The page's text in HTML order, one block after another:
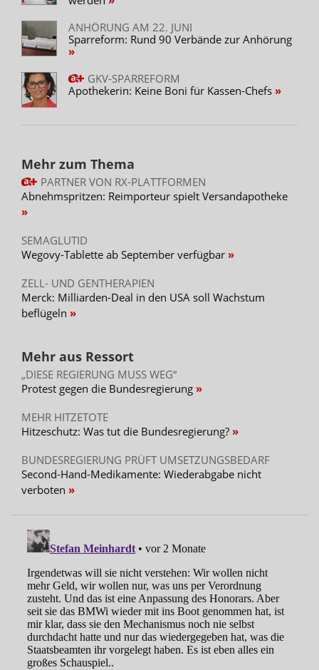
ANHÖRUNG AM 22. JUNI
Sparreform: Rund 90 Verbände zur Anhörung
GKV-SPARREFORM
Apothekerin: Keine Boni für Kassen-Chefs
Mehr zum Thema
PARTNER VON RX-PLATTFORMEN
Abnehmspritzen: Reimporteur spielt Versandapotheke
SEMAGLUTID
Wegovy-Tablette ab September verfügbar
ZELL- UND GENTHERAPIEN
Merck: Milliarden-Deal in den USA soll Wachstum
beflügeln
Mehr aus Ressort
„DIESE REGIERUNG MUSS WEG“
Protest gegen die Bundesregierung
MEHR HITZETOTE
Hitzeschutz: Was tut die Bundesregierung?
BUNDESREGIERUNG PRÜFT UMSETZUNGSBEDARF
Second-Hand-Medikamente: Wiederabgabe nicht
verboten